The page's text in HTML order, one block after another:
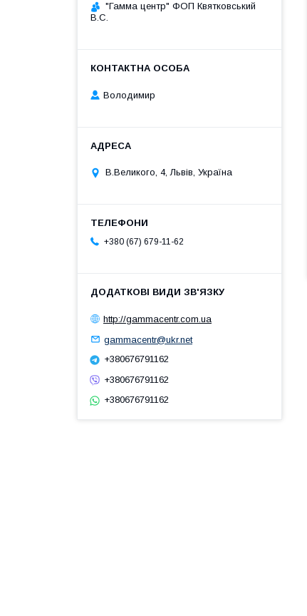
"Гамма центр" ФОП Квятковський
В.С.
Володимир
В.Великого, 4, Львів, Україна
+380 (67) 679-11-62
http://gammacentr.com.ua
gammacentr@ukr.net
+380676791162
+380676791162
+380676791162